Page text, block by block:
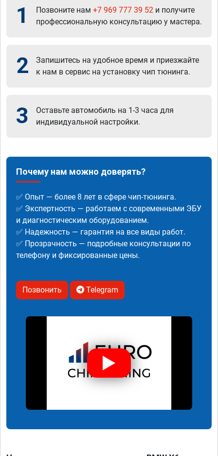
1 Позвоните нам +7 969 777 39 52 и получите
профессиональную консультацию у мастера.
2
Запишитесь на удобное время и приезжайте
к нам в сервис на установку чип тюнинга.
3
Оставьте автомобиль на 1-3 часа для
индивидуальной настройки.
Почему нам можно доверять?
✅ Опыт — более 8 лет в сфере чип-тюнинга.
✅ Экспертность — работаем с современными ЭБУ
и диагностическим оборудованием.
✅ Надежность — гарантия на все виды работ.
✅ Прозрачность — подробные консультации по
телефону и фиксированные цены.
Позвонить Telegram